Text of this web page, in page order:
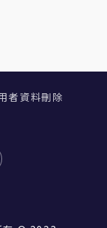
者資料刪除